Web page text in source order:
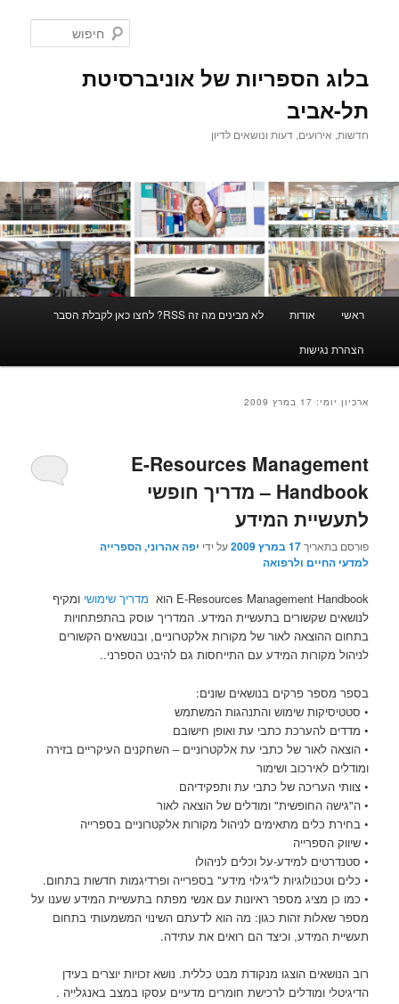
בלוג הספריות של אוניברסיטת
תל-אביב
חדשות, אירועים, דעות ונושאים לדיון
ראשי אודות לא מבינים מה זה RSS? לחצו כאן לקבלת הסבר
הצהרת נגישות
ארכיון יומי: 17 במרץ 2009
E-Resources Management
Handbook – מדריך חופשי
לתעשיית המידע
פורסם בתאריך17 במרץ 2009 על ידי יפה אהרוני, הספרייה
למדעי החיים ולרפואה
E-Resources Management Handbook הוא מדריך שימושיומקיף
לנושאים שקשורים בתעשיית המידע. המדריך עוסק בהתפתחויות
בתחום ההוצאה לאור של מקורות אלקטרוניים, ובנושאים הקשורים
לניהול מקורות המידע עם התייחסות גם להיבט הספרני..
בספר מספר פרקים בנושאים שונים:
• סטטיסיקות שימוש והתנהגות המשתמש
• מדדים להערכת כתבי עת ואופן חישובם
• הוצאה לאור של כתבי עת אלקטרוניים – השחקנים העיקריים בזירה
ומודלים לאירכוב ושימור
• צוותי העריכה של כתבי עת ותפקידיהם
• ה"גישה החופשית" ומודלים של הוצאה לאור
• בחירת כלים מתאימים לניהול מקורות אלקטרוניים בספרייה
• שיווק הספרייה
• סטנדרטים למידע-על וכלים לניהולו
• כלים וטכנולוגיות ל"גילוי מידע" בספרייה ופרדיגמות חדשות בתחום.
• כמו כן מציג מספר ראיונות עם אנשי מפתח בתעשיית המידע שענו על
מספר שאלות זהות כגון: מה הוא לדעתם השינוי המשמעותי בתחום
תעשיית המידע, וכיצד הם רואים את עתידה.
רוב הנושאים הוצגו מנקודת מבט כללית. נושא זכויות יוצרים בעידן
הדיגיטלי ומודלים לרכישת חומרים מדעיים עסקו במצב באנגלייה .